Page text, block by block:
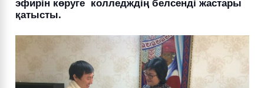
эфирін көруге колледждің белсенді жастары
қатысты.